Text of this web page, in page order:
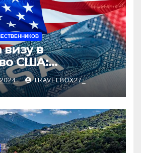
визу в
США:
руководство
TRAVELBOX27_